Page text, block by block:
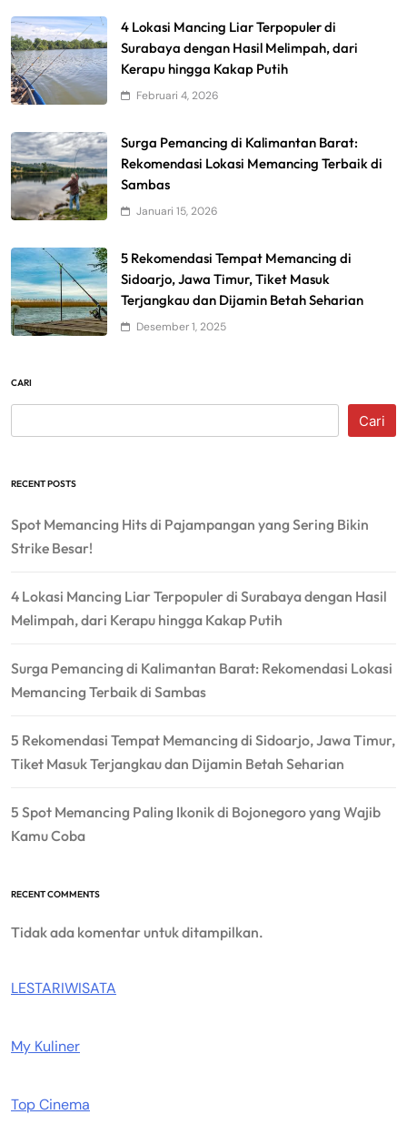
4 Lokasi Mancing Liar Terpopuler di
Surabaya dengan Hasil Melimpah, dari
Kerapu hingga Kakap Putih
Februari 4, 2026
Surga Pemancing di Kalimantan Barat:
Rekomendasi Lokasi Memancing Terbaik di
Sambas
Januari 15, 2026
5 Rekomendasi Tempat Memancing di
Sidoarjo, Jawa Timur, Tiket Masuk
Terjangkau dan Dijamin Betah Seharian
Desember 1, 2025
CARI
Cari
RECENT POSTS
Spot Memancing Hits di Pajampangan yang Sering Bikin
Strike Besar!
4 Lokasi Mancing Liar Terpopuler di Surabaya dengan Hasil
Melimpah, dari Kerapu hingga Kakap Putih
Surga Pemancing di Kalimantan Barat: Rekomendasi Lokasi
Memancing Terbaik di Sambas
5 Rekomendasi Tempat Memancing di Sidoarjo, Jawa Timur,
Tiket Masuk Terjangkau dan Dijamin Betah Seharian
5 Spot Memancing Paling Ikonik di Bojonegoro yang Wajib
Kamu Coba
RECENT COMMENTS
Tidak ada komentar untuk ditampilkan.
LESTARIWISATA
My Kuliner
Top Cinema